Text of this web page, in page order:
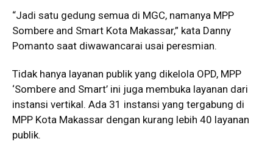
“Jadi satu gedung semua di MGC, namanya MPP
Sombere and Smart Kota Makassar,” kata Danny
Pomanto saat diwawancarai usai peresmian.
Tidak hanya layanan publik yang dikelola OPD, MPP
‘Sombere and Smart’ ini juga membuka layanan dari
instansi vertikal. Ada 31 instansi yang tergabung di
MPP Kota Makassar dengan kurang lebih 40 layanan
publik.